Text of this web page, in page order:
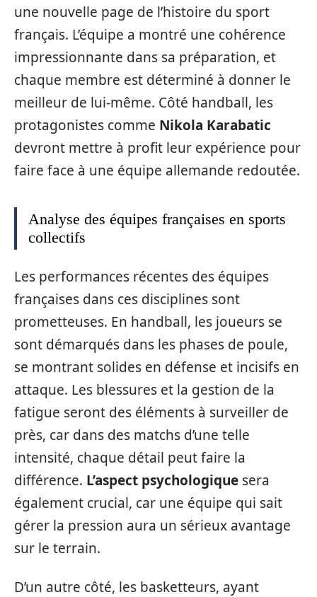
une nouvelle page de l’histoire du sport
français. L’équipe a montré une cohérence
impressionnante dans sa préparation, et
chaque membre est déterminé à donner le
meilleur de lui-même. Côté handball, les
protagonistes comme Nikola Karabatic
devront mettre à profit leur expérience pour
faire face à une équipe allemande redoutée.
Analyse des équipes françaises en sports
collectifs
Les performances récentes des équipes
françaises dans ces disciplines sont
prometteuses. En handball, les joueurs se
sont démarqués dans les phases de poule,
se montrant solides en défense et incisifs en
attaque. Les blessures et la gestion de la
fatigue seront des éléments à surveiller de
près, car dans des matchs d’une telle
intensité, chaque détail peut faire la
différence. L’aspect psychologique sera
également crucial, car une équipe qui sait
gérer la pression aura un sérieux avantage
sur le terrain.
D’un autre côté, les basketteurs, ayant